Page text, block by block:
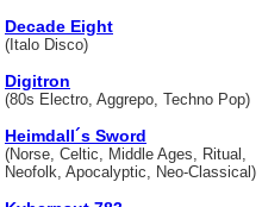
Decade Eight
(Italo Disco)
Digitron
(80s Electro, Aggrepo, Techno Pop)
Heimdall´s Sword
(Norse, Celtic, Middle Ages, Ritual,
Neofolk, Apocalyptic, Neo-Classical)